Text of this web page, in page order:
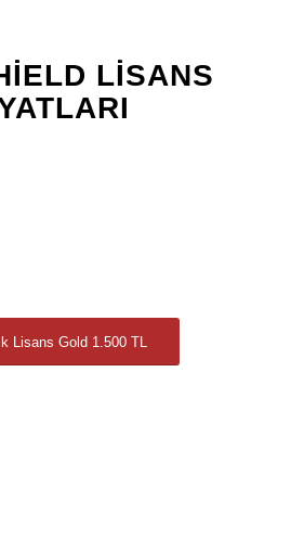
LISANS
Lisans Gold 1.500 TL